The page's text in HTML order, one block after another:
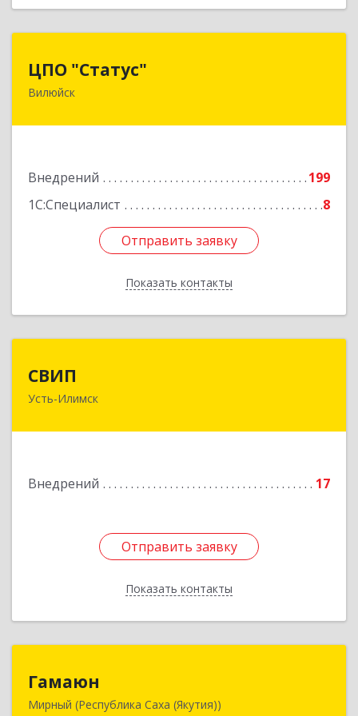
ЦПО "Статус"
Вилюйск
Внедрений
199
1С:Специалист
8
Отправить заявку
Показать контакты
677000, Саха /Якутия/ Респ, Якутск г, Ленина пр-
Отправить заявку
Назад
СВИП
Усть-Илимск
Внедрений 17
Отправить заявку
Показать контакты
666685, Иркутская обл, Усть-Илимск г,
Отправить заявку
Назад
Гамаюн
Мирный (Республика Саха (Якутия))
678170, Саха /Якутия/ Респ, Мирнинский у,